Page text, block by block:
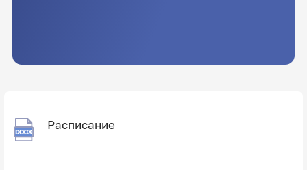
Расписание